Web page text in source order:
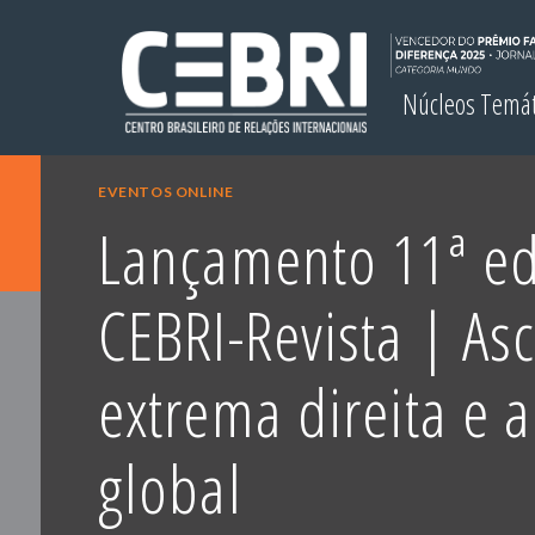
Núcleos
EVENTOS ONLINE
Lançamento 11ª
CEBRI-Revista |
extrema direita e
global